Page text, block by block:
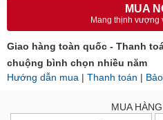
MUA
Mang thịnh vượng
Giao hàng toàn quốc - Thanh
chuộng bình chọn nhiều năm
Hướng dẫn mua | Thanh toán |
MUA